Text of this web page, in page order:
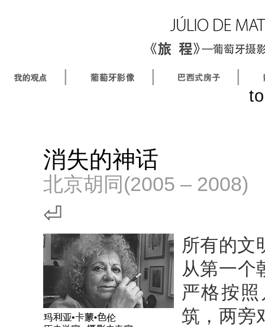
| |
|
消失的神话
北京胡同(2005 – 2008)
⏎
所有的文
从第一个
严格按
筑，两旁